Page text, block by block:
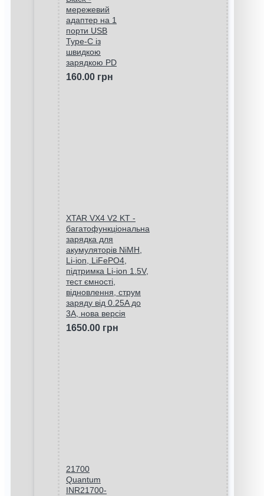
мережевий
адаптер на 1
порти USB
Type-C із
швидкою
зарядкою PD
160.00 грн
XTAR VX4 V2 KT -
багатофункціональна
зарядка для
акумуляторів NiMH,
Li-ion, LiFePO4,
підтримка Li-ion 1.5V,
тест ємності,
відновлення, струм
заряду від 0.25A до
3A, нова версія
1650.00 грн
21700
Quantum
INR21700-